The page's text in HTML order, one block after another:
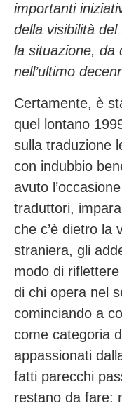
importanti
della visibilità
la situazione, da
nell’ultimo
Certamente, è
quel lontano
sulla traduzione
con indubbio
avuto
traduttori,
che c’è dietro la
straniera, gli
modo di
di chi opera nel
cominciando a
come categoria
appassionati
fatti parecchi
restano da fare: